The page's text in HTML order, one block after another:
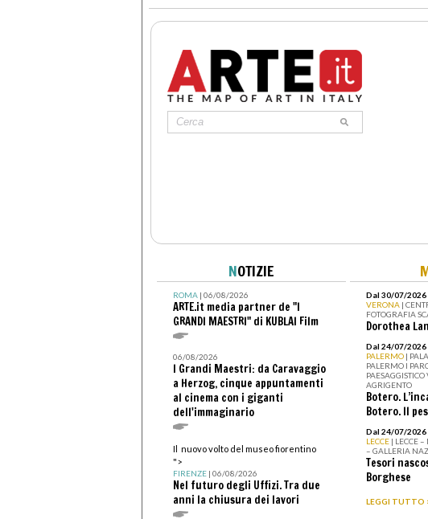
NOTIZIE
ROMA| 06/08/2026
ARTE.it media partner de "I
GRANDI MAESTRI" di KUBLAI Film
06/08/2026
I Grandi Maestri: da Caravaggio
a Herzog, cinque appuntamenti
al cinema con i giganti
dell'immaginario
Il nuovo volto del museo fiorentino
">
FIRENZE| 06/08/2026
Nel futuro degli Uffizi. Tra due
anni la chiusura dei lavori
Dal 30/07/
VERONA |
FOTOGRAFIA
Dorothea
Dal 24/07/
PALERMO |
PALERMO I
AGRIGENTO
Botero.
Botero. Il
Dal 24/07/
LECCE | LECCE
– GALLERIA
Tesori
Borghese
LEGGI TUTTO